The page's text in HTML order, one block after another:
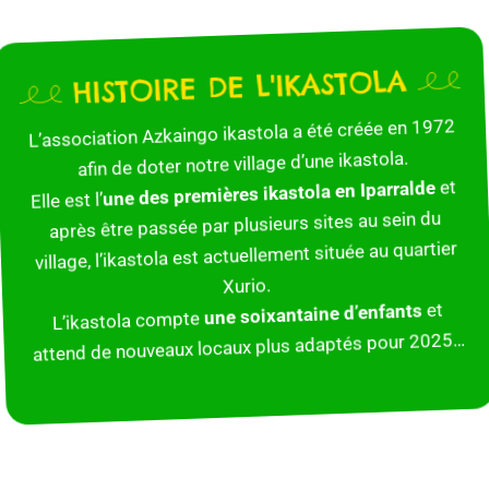
HISTOIRE DE L'IKASTOLA
L’association Azkaingo ikastola a été créée en 1972
afin de doter notre village d’une ikastola.
Elle est l’une des premières ikastola en Iparraldeet
après être passée par plusieurs sites au sein du
village, l’ikastola est actuellement située au quartier
Xurio.
L’ikastola compteune soixantaine d’enfants et
attend de nouveaux locaux plus adaptés pour 2025…